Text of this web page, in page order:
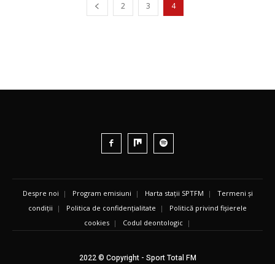
2 3 4
Despre noi | Program emisiuni | Harta stații SPTFM | Termeni și
condiții | Politica de confidențialitate | Politică privind fișierele
cookies | Codul deontologic |
2022 © Copyright - Sport Total FM